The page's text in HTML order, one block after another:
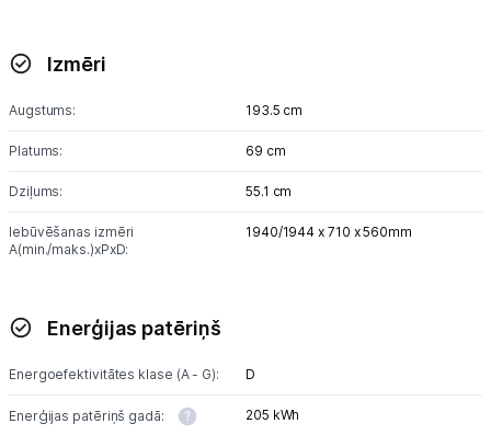
Izmēri
Augstums: 193.5 cm
Platums: 69 cm
Dziļums: 55.1 cm
Iebūvēšanas izmēri
A(min./maks.)xPxD:
1940/1944 x 710 x 560mm
Enerģijas patēriņš
Energoefektivitātes klase (A - G): D
Enerģijas patēriņš gadā: 205 kWh